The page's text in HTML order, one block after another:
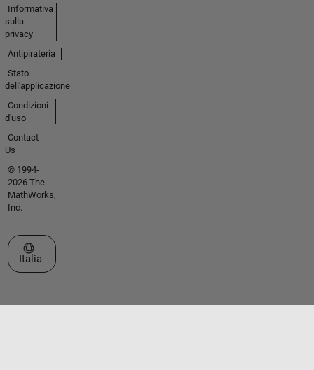
Informativa
sulla
privacy
Antipirateria
Stato
dell'applicazione
Condizioni
d'uso
Contact
Us
© 1994-
2026 The
MathWorks,
Inc.
Seleziona un sito web
Italia